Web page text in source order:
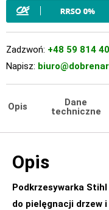
Zadzwoń: +48 59 814
Napisz:
Opis
Dane
techniczne
Opis
Podkrzesywarka
do pielęgnacji drzew